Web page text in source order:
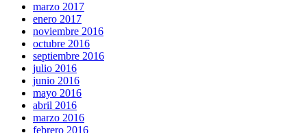
marzo 2017
enero 2017
noviembre 2016
octubre 2016
septiembre 2016
julio 2016
junio 2016
mayo 2016
abril 2016
marzo 2016
febrero 2016